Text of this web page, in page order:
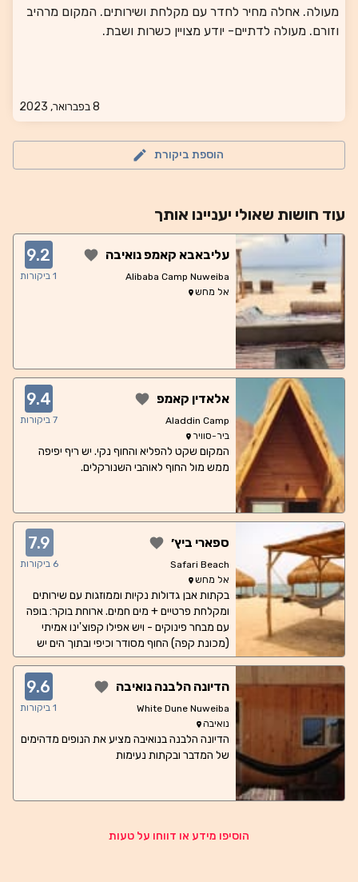
מעולה. אחלה מחיר לחדר עם מקלחת ושירותים. המקום מרהיב
וזורם. מעולה לדתיים- יודע מצויין כשרות ושבת.
8 בפברואר, 2023
הוספת ביקורת
עוד חושות שאולי יעניינו אותך
עליבאבא קאמפ נואיבה
Alibaba Camp Nuweiba
אל מחש
9.2
1 ביקורות
אלאדין קאמפ
Aladdin Camp
ביר-סוויר
9.4
7 ביקורות
המקום שקט להפליא והחוף נקי. יש ריף יפיפה
ממש מול החוף לאוהבי השנורקלים.
ספארי ביץ׳
Safari Beach
אל מחש
7.9
6 ביקורות
בקתות אבן גדולות נקיות וממוזגות עם שירותים
ומקלחת פרטיים + מים חמים. ארוחת בוקר: בופה
עם מבחר פינוקים - ויש אפילו קפוצ'ינו אמיתי
(מכונת קפה) החוף מסודר וכיפי ובתוך הים יש
מזרנים צפים לשיזוף מיטב. יש בריכה מקום
מהמם, צימחייה, תאורת לילה ושבילי הליכה
מסודרים. הצוות אדיב ודואג להכל!
הדיונה הלבנה נואיבה
White Dune Nuweiba
נואיבה
9.6
1 ביקורות
הדיונה הלבנה בנואיבה מציע את הנופים מדהימים
של המדבר ובקתות נעימות
הוסיפו מידע או דווחו על טעות